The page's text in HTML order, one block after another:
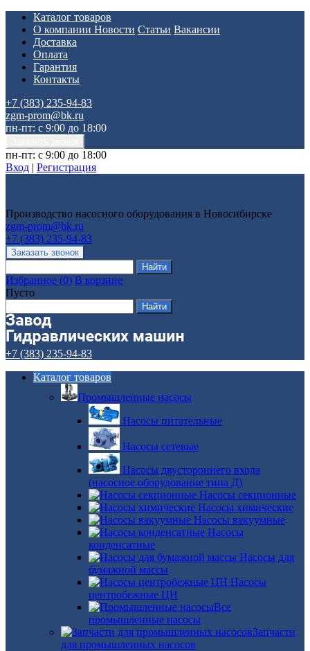
Каталог товаров
О компании Новости Статьи Вакансии
Доставка
Оплата
Гарантия
Контакты
+7 (383) 235-94-83
zgm-prom@bk.ru
пн-пт: с 9:00 до 18:00
пн-пт: с 9:00 до 18:00
Вход | Регистрация
Производство насосного оборудования в Новосибирске
zgm-prom@bk.ru
+7 (383) 235-94-83
Избранное (0) В корзине
Пусто
+7 (383) 235-94-83
Каталог товаров
Промышленные насосы
Насосы питательные
Насосы сетевые
Насосы двустороннего входа
(насосное оборудование типа Д)
Насосы секционные
Насосы химические
Насосы вакуумные
Насосы
конденсатные
Насосы для
бумажной массы
Насосы
центробежные ЦН
Все
промышленные насосы
Запчасти
для промышленных насосов